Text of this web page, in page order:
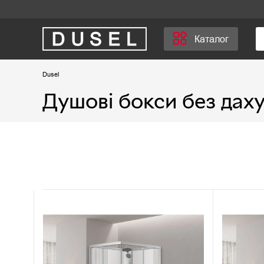
Каталог
Dusel
Душові бокси без